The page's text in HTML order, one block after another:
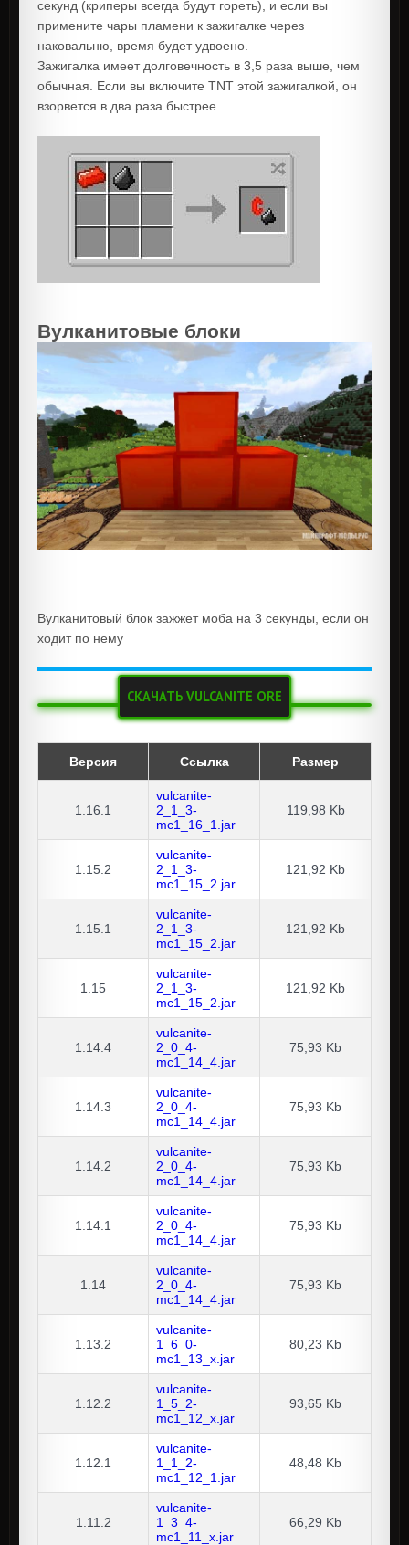
секунд (криперы всегда будут гореть), и если вы
примените чары пламени к зажигалке через
наковальню, время будет удвоено.
Зажигалка имеет долговечность в 3,5 раза выше, чем
обычная. Если вы включите TNT этой зажигалкой, он
взорвется в два раза быстрее.
Вулканитовые блоки
Вулканитовый блок зажжет моба на 3 секунды, если он
ходит по нему
СКАЧАТЬ VULCANITE ORE
Версия Ссылка Размер
1.16.1
vulcanite-
2_1_3-
mc1_16_1.jar
119,98 Kb
1.15.2
vulcanite-
2_1_3-
mc1_15_2.jar
121,92 Kb
1.15.1
vulcanite-
2_1_3-
mc1_15_2.jar
121,92 Kb
1.15
vulcanite-
2_1_3-
mc1_15_2.jar
121,92 Kb
1.14.4
vulcanite-
2_0_4-
mc1_14_4.jar
75,93 Kb
1.14.3
vulcanite-
2_0_4-
mc1_14_4.jar
75,93 Kb
1.14.2
vulcanite-
2_0_4-
mc1_14_4.jar
75,93 Kb
1.14.1
vulcanite-
2_0_4-
mc1_14_4.jar
75,93 Kb
1.14
vulcanite-
2_0_4-
mc1_14_4.jar
75,93 Kb
1.13.2
vulcanite-
1_6_0-
mc1_13_x.jar
80,23 Kb
1.12.2
vulcanite-
1_5_2-
mc1_12_x.jar
93,65 Kb
1.12.1
vulcanite-
1_1_2-
mc1_12_1.jar
48,48 Kb
1.11.2
vulcanite-
1_3_4-
mc1_11_x.jar
66,29 Kb